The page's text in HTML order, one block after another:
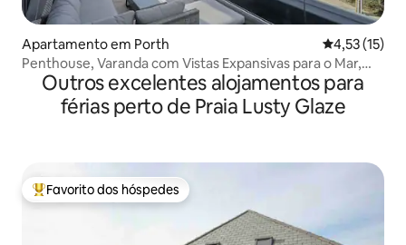
Apartamento em Porth
4,53 (15)
Penthouse, Varanda com Vistas Expansivas para o Mar,
ParkiOutros excelentes alojamentos para
férias perto de Praia Lusty Glaze
Favoritos dos hóspedes mais apreciados
Favorito dos hóspedes